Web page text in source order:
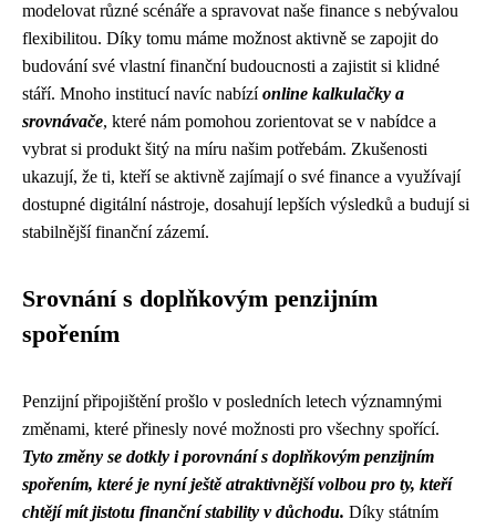
modelovat různé scénáře a spravovat naše finance s nebývalou
flexibilitou. Díky tomu máme možnost aktivně se zapojit do
budování své vlastní finanční budoucnosti a zajistit si klidné
stáří. Mnoho institucí navíc nabízíonline kalkulačky a
srovnávače, které nám pomohou zorientovat se v nabídce a
vybrat si produkt šitý na míru našim potřebám. Zkušenosti
ukazují, že ti, kteří se aktivně zajímají o své finance a využívají
dostupné digitální nástroje, dosahují lepších výsledků a budují si
stabilnější finanční zázemí.
Srovnání s doplňkovým penzijním
spořením
Penzijní připojištění prošlo v posledních letech významnými
změnami, které přinesly nové možnosti pro všechny spořící.
Tyto změny se dotkly i porovnání s doplňkovým penzijním
spořením, které je nyní ještě atraktivnější volbou pro ty, kteří
chtějí mít jistotu finanční stability v důchodu. Díky státním